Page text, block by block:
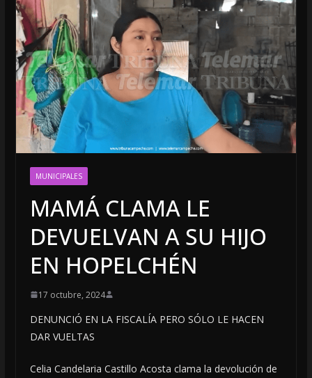
MUNICIPALES
MAMÁ CLAMA LE
DEVUELVAN A SU HIJO
EN HOPELCHÉN
17 octubre, 2024
DENUNCIÓ EN LA FISCALÍA PERO SÓLO LE HACEN
DAR VUELTAS
Celia Candelaria Castillo Acosta clama la devolución de